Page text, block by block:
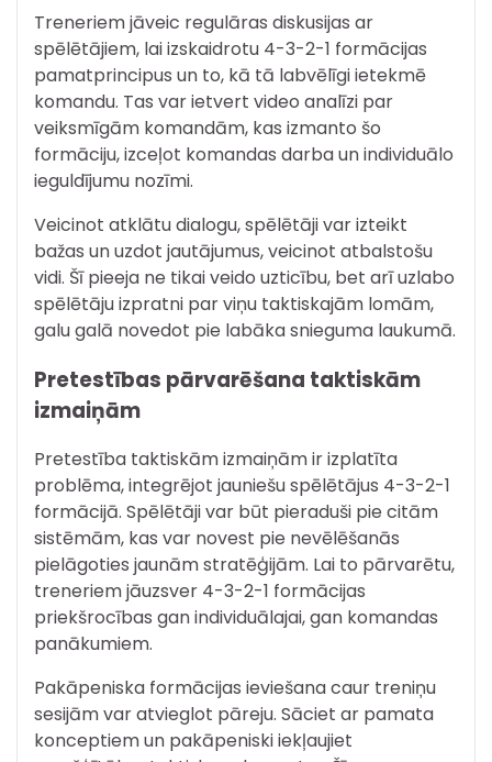
Treneriem jāveic regulāras diskusijas ar
spēlētājiem, lai izskaidrotu 4-3-2-1 formācijas
pamatprincipus un to, kā tā labvēlīgi ietekmē
komandu. Tas var ietvert video analīzi par
veiksmīgām komandām, kas izmanto šo
formāciju, izceļot komandas darba un individuālo
ieguldījumu nozīmi.
Veicinot atklātu dialogu, spēlētāji var izteikt
bažas un uzdot jautājumus, veicinot atbalstošu
vidi. Šī pieeja ne tikai veido uzticību, bet arī uzlabo
spēlētāju izpratni par viņu taktiskajām lomām,
galu galā novedot pie labāka snieguma laukumā.
Pretestības pārvarēšana taktiskām
izmaiņām
Pretestība taktiskām izmaiņām ir izplatīta
problēma, integrējot jauniešu spēlētājus 4-3-2-1
formācijā. Spēlētāji var būt pieraduši pie citām
sistēmām, kas var novest pie nevēlēšanās
pielāgoties jaunām stratēģijām. Lai to pārvarētu,
treneriem jāuzsver 4-3-2-1 formācijas
priekšrocības gan individuālajai, gan komandas
panākumiem.
Pakāpeniska formācijas ieviešana caur treniņu
sesijām var atvieglot pāreju. Sāciet ar pamata
konceptiem un pakāpeniski iekļaujiet